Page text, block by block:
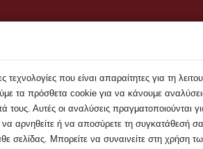
Αρχική Συμβουλές
με μηνύματα που παριστάνουν ...
που είναι απαραίτητες για τη
τα πρόσθετα cookie για να κάνουμε
τους. Αυτές οι αναλύσεις
να αρνηθείτε ή να αποσύρετε τη συγκατάθεσή
σελίδας. Μπορείτε να συναινείτε στη χρήση